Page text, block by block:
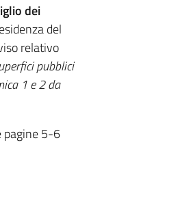
dei
del
relativo
pubblici
1 e 2 da
pagine 5-6